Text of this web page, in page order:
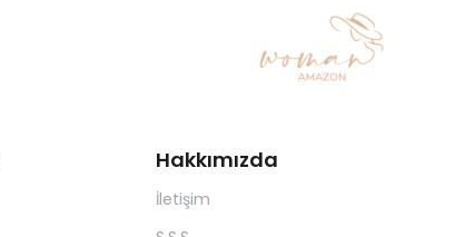
Hakkımızda
İletişim